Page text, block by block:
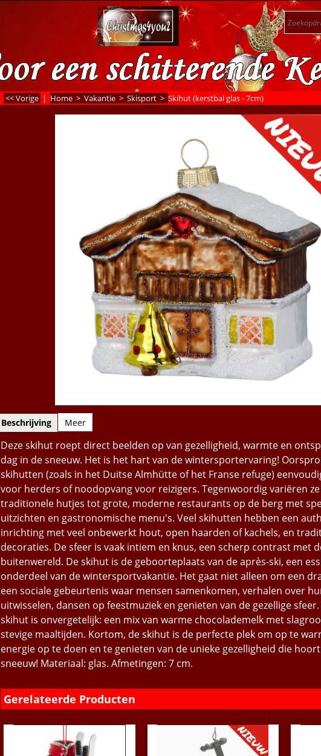
<< Vorige | Home > Vakantie > Skisport > Skihut (kerstbal glas - 7cm)
Beschrijving Meer
Deze skihut roept direct beelden op van gezelligheid, warmte en
dag in de sneeuw. Het is het hart van de wintersportervaring!
skihutten (zoals in het Duitse Almhütte of het Franse refuge)
voor herders of noodopvang voor reizigers. Tegenwoordig variëren ze
traditionele hutjes tot grote, moderne restaurants op de berg met
uitzichten en gastronomische menu's. Veel skihutten hebben een
inrichting met veel onbewerkt hout, open haarden of kachels, en
decoraties. De sfeer is vaak intiem en knus, een scherp contrast met
buitenwereld. De skihut is de geboorteplaats van de après-ski, een
onderdeel van de wintersportvakantie. Het gaat niet alleen om een
een sociale gebeurtenis waar mensen samenkomen, verhalen over
uitwisselen, dansen op feestmuziek en genieten van de gezellige
skihut is onvergetelijk: een mix van warme chocolademelk met
stevige maaltijden. Kortom, de skihut is de perfecte plek om op te
energie op te doen en te genieten van de unieke gezelligheid die
sneeuw! Materiaal: glas. Afmetingen: 7 cm.
Gerelateerde Producten